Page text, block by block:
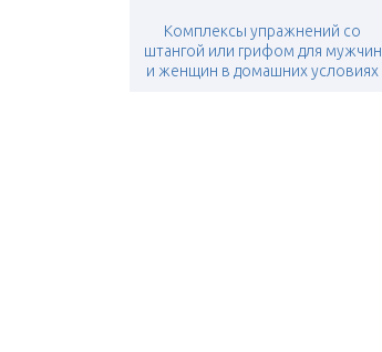
Комплексы упражнений со
штангой или грифом для мужчин
и женщин в домашних условиях